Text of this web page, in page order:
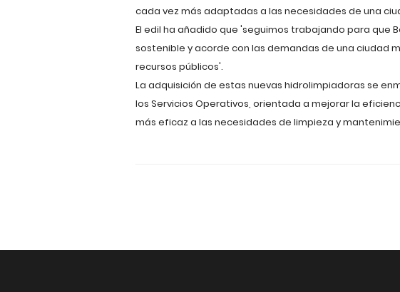
cada vez más adaptadas a las necesidades de una
El edil ha añadido que 'seguimos trabajando para que
sostenible y acorde con las demandas de una ciudad
recursos públicos'.
La adquisición de estas nuevas hidrolimpiadoras se
los Servicios Operativos, orientada a mejorar la
más eficaz a las necesidades de limpieza y